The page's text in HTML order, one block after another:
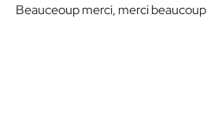
Beauceoup merci, merci beaucoup